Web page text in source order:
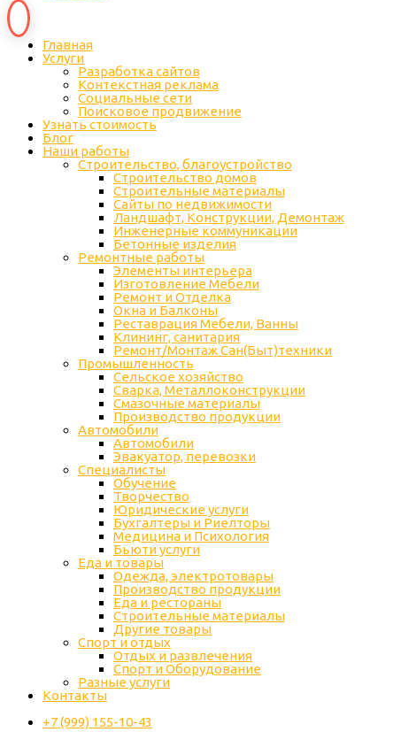
Главная
Услуги
Разработка сайтов
Контекстная реклама
Социальные сети
Поисковое продвижение
Узнать стоимость
Блог
Наши работы
Строительство, благоустройство
Строительство домов
Строительные материалы
Сайты по недвижимости
Ландшафт, Конструкции, Демонтаж
Инженерные коммуникации
Бетонные изделия
Ремонтные работы
Элементы интерьера
Изготовление Мебели
Ремонт и Отделка
Окна и Балконы
Реставрация Мебели, Ванны
Клининг, санитария
Ремонт/Монтаж Сан(Быт)техники
Промышленность
Cельское хозяйство
Сварка, Металлоконструкции
Cмазочные материалы
Производство продукции
Автомобили
Автомобили
Эвакуатор, перевозки
Специалисты
Обучение
Творчество
Юридические услуги
Бухгалтеры и Риелторы
Медицина и Психология
Бьюти услуги
Еда и товары
Одежда, электротовары
Производство продукции
Еда и рестораны
Строительные материалы
Другие товары
Спорт и отдых
Отдых и развлечения
Спорт и Оборудование
Разные услуги
Контакты
+7 (999) 155-10-43